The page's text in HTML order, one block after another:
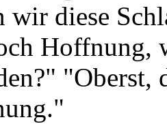
wir diese
Hoffnung,